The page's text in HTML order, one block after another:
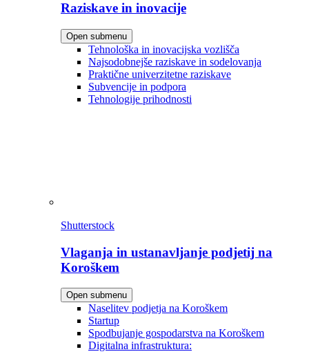
Raziskave in inovacije
Open submenu
Tehnološka in inovacijska vozlišča
Najsodobnejše raziskave in sodelovanja
Praktične univerzitetne raziskave
Subvencije in podpora
Tehnologije prihodnosti
Shutterstock
Vlaganja in ustanavljanje podjetij na
Koroškem
Open submenu
Naselitev podjetja na Koroškem
Startup
Spodbujanje gospodarstva na Koroškem
Digitalna infrastruktura: